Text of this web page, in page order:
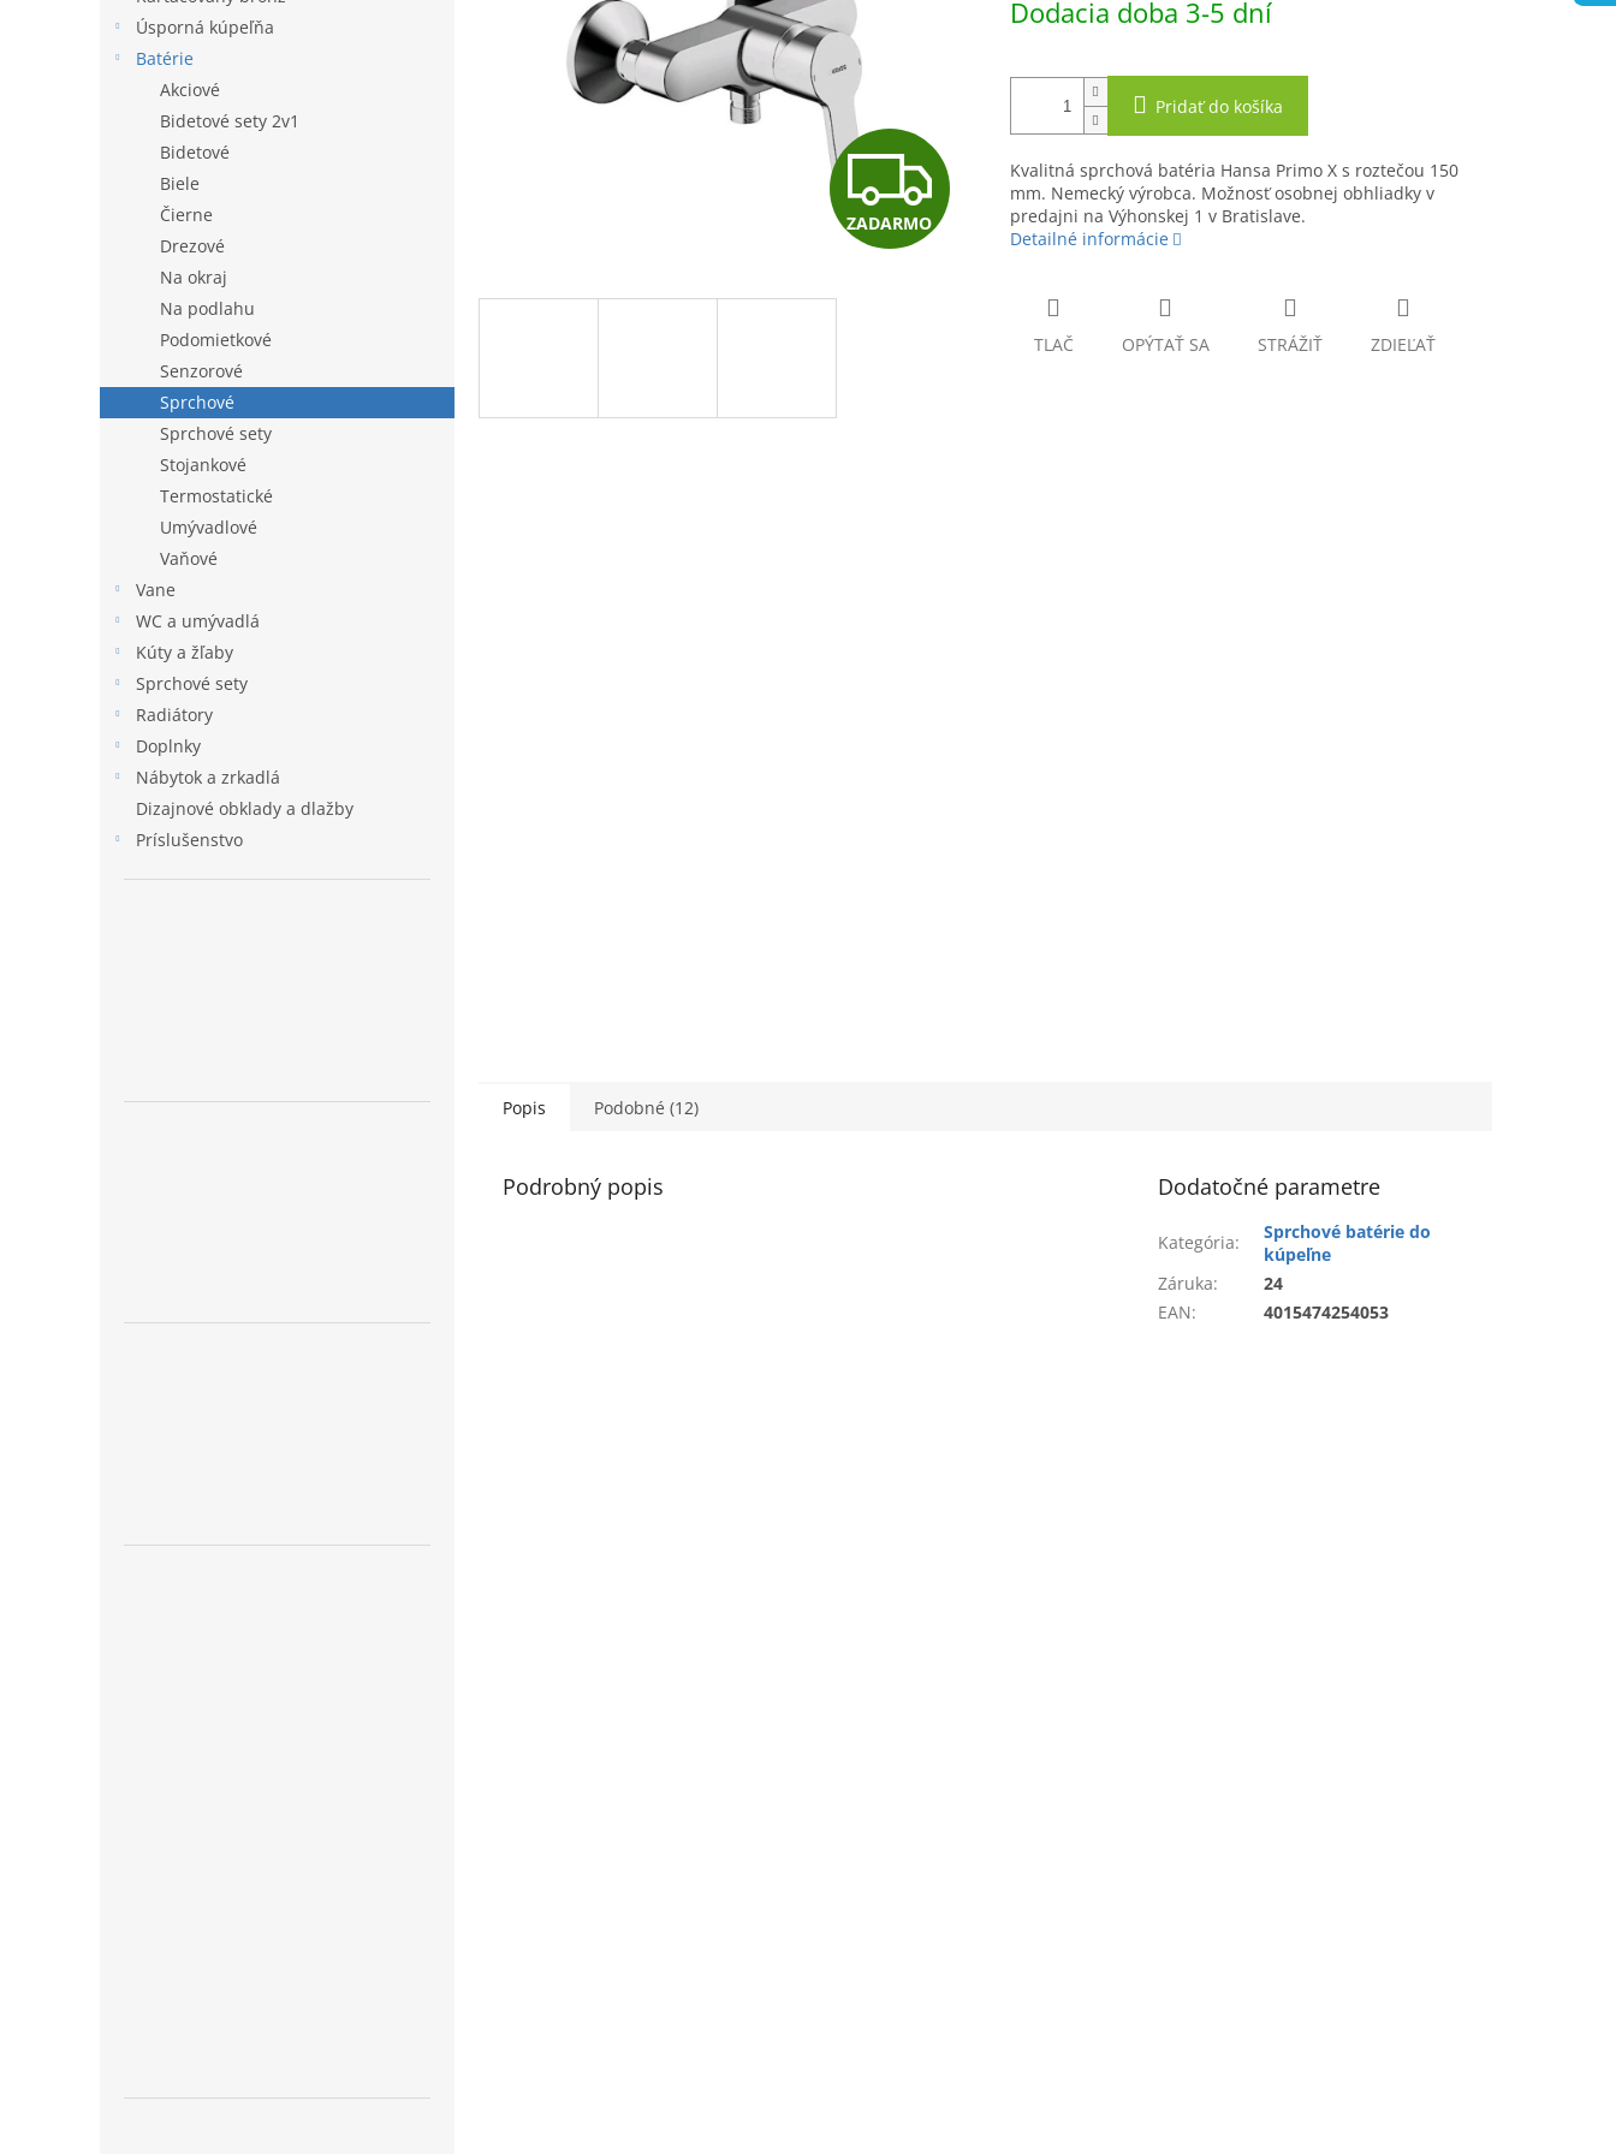
Úsporná kúpeľňa
Batérie
Akciové
Bidetové sety 2v1
Bidetové
Biele
Čierne
Drezové
Na okraj
Na podlahu
Podomietkové
Senzorové
Sprchové
Sprchové sety
Stojankové
Termostatické
Umývadlové
Vaňové
Vane
WC a umývadlá
Kúty a žľaby
Sprchové sety
Radiátory
Doplnky
Nábytok a zrkadlá
Dizajnové obklady a dlažby
Príslušenstvo
hviezdičiek.
Z
A
ZADARMO
cena:
Dodacia doba 3-5 dní
Pridať do košíka
Kvalitná sprchová batéria Hansa Primo X s roztečou 150
mm. Nemecký výrobca. Možnosť osobnej obhliadky v
predajni na Výhonskej 1 v Bratislave.
Detailné informácie
TLAČ OPÝTAŤ SA STRÁŽIŤ ZDIEĽAŤ
Popis Podobné (12)
Podrobný popis Dodatočné parametre
Kategória:
Sprchové batérie do
kúpeľne
Záruka:
24
EAN: 4015474254053